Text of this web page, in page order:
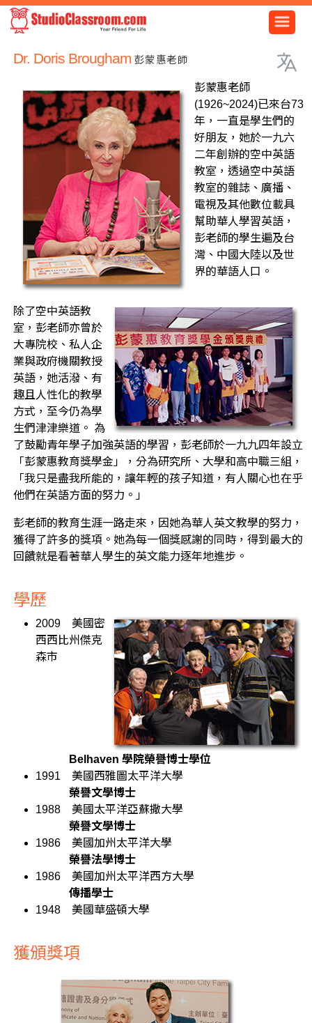
Dr. Doris Brougham 彭蒙惠老師
彭蒙惠老師
(1926~2024)已來台73
年，一直是學生們的
好朋友，她於一九六
二年創辦的空中英語
教室，透過空中英語
教室的雜誌、廣播、
電視及其他數位載具
幫助華人學習英語，
彭老師的學生遍及台
灣、中國大陸以及世
界的華語人口。
除了空中英語教
室，彭老師亦曾於
大專院校、私人企
業與政府機關教授
英語，她活潑、有
趣且人性化的教學
方式，至今仍為學
生們津津樂道。 為
了鼓勵青年學子加強英語的學習，彭老師於一九九四年設立
「彭蒙惠教育獎學金」，分為研究所、大學和高中職三組，
「我只是盡我所能的，讓年輕的孩子知道，有人關心也在乎
他們在英語方面的努力。」
彭老師的教育生涯一路走來，因她為華人英文教學的努力，
獲得了許多的獎項。她為每一個獎感謝的同時，得到最大的
回饋就是看著華人學生的英文能力逐年地進步。
學歷
2009
美國密
西西比州傑克
森市
Belhaven 學院榮譽博士學位
1991
美國西雅圖太平洋大學
榮譽文學博士
1988
美國太平洋亞蘇撒大學
榮譽文學博士
1986
美國加州太平洋大學
榮譽法學博士
1986
美國加州太平洋西方大學
傳播學士
1948
美國華盛頓大學
獲頒獎項